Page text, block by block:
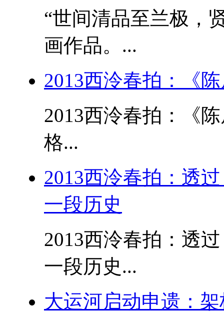
“世间清品至兰极，
画作品。...
2013西泠春拍：《
2013西泠春拍：《
格...
2013西泠春拍：透
一段历史
2013西泠春拍：透
一段历史...
大运河启动申遗：